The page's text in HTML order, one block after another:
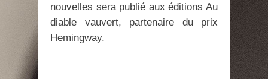
nouvelles sera publié aux éditions Au
diable vauvert, partenaire du prix
Hemingway.